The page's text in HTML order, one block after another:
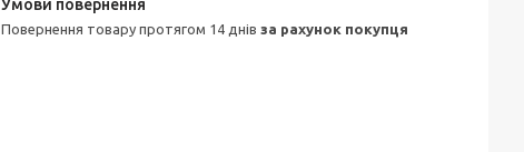
повернення товару протягом 14 днів за рахунок покупця